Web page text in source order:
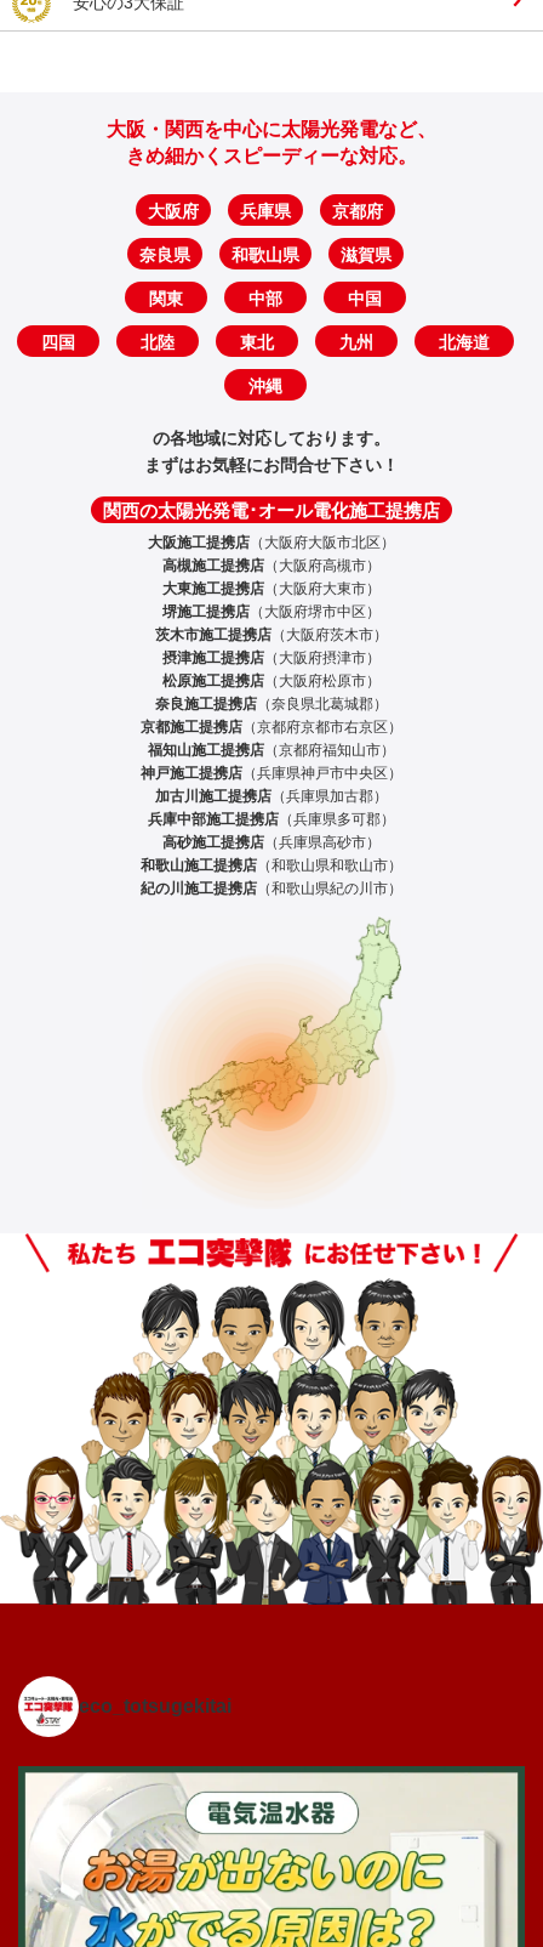
大阪・関西を中心に太陽光発電など、
きめ細かくスピーディーな対応。
大阪府 兵庫県 京都府
奈良県 和歌山県 滋賀県
関東 中部 中国
四国 北陸 東北 九州 北海道
沖縄
の各地域に対応しております。
まずはお気軽にお問合せ下さい！
関西の太陽光発電･オール電化施工提携店
大阪施工提携店 （大阪府大阪市北区）
高槻施工提携店 （大阪府高槻市）
大東施工提携店 （大阪府大東市）
堺施工提携店 （大阪府堺市中区）
茨木市施工提携店 （大阪府茨木市）
摂津施工提携店 （大阪府摂津市）
松原施工提携店 （大阪府松原市）
奈良施工提携店 （奈良県北葛城郡）
京都施工提携店 （京都府京都市右京区）
福知山施工提携店 （京都府福知山市）
神戸施工提携店 （兵庫県神戸市中央区）
加古川施工提携店 （兵庫県加古郡）
兵庫中部施工提携店 （兵庫県多可郡）
高砂施工提携店 （兵庫県高砂市）
和歌山施工提携店 （和歌山県和歌山市）
紀の川施工提携店 （和歌山県紀の川市）
eco_totsugekitai